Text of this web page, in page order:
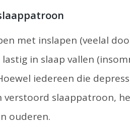
met inslapen (veelal
in slaap vallen
iedereen die
verstoord slaappatroon,
ouderen.